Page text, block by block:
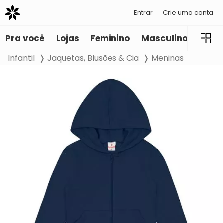
Entrar Crie uma conta
Pra você Lojas Feminino Masculino
Infantil Jaquetas, Blusões & Cia Meninas